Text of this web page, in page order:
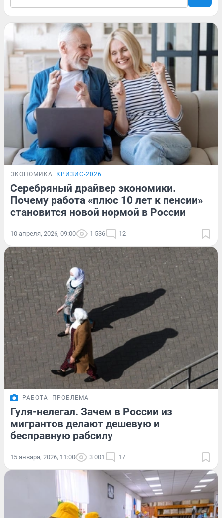
ЭКОНОМИКА КРИЗИС-2026
Серебряный драйвер экономики.
Почему работа «плюс 10 лет к пенсии»
становится новой нормой в России
10 апреля, 2026, 09:00 1 536 12
РАБОТА ПРОБЛЕМА
Гуля-нелегал. Зачем в России из
мигрантов делают дешевую и
бесправную рабсилу
15 января, 2026, 11:00 3 001 17